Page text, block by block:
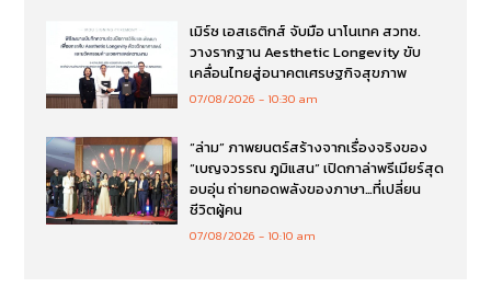
เมิร์ซ เอสเธติกส์ จับมือ นาโนเทค สวทช.
วางรากฐาน Aesthetic Longevity ขับ
เคลื่อนไทยสู่อนาคตเศรษฐกิจสุขภาพ
07/08/2026 10:30 am
“ล่าม” ภาพยนตร์สร้างจากเรื่องจริงของ
“เบญจวรรณ ภูมิแสน” เปิดกาล่าพรีเมียร์สุด
อบอุ่น ถ่ายทอดพลังของภาษา…ที่เปลี่ยน
ชีวิตผู้คน
07/08/2026 10:10 am